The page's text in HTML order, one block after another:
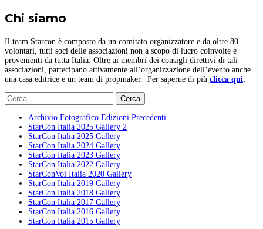
Chi siamo
Il team Starcon è composto da un comitato organizzatore e da oltre 80
volontari, tutti soci delle associazioni non a scopo di lucro coinvolte e
provenienti da tutta Italia. Oltre ai membri dei consigli direttivi di tali
associazioni, partecipano attivamente all’organizzazione dell’evento anche
una casa editrice e un team di propmaker. Per saperne di più clicca qui.
Ricerca
per:
Archivio Fotografico Edizioni Precedenti
StarCon Italia 2025 Gallery 2
StarCon Italia 2025 Gallery
StarCon Italia 2024 Gallery
StarCon Italia 2023 Gallery
StarCon Italia 2022 Gallery
StarConVoi Italia 2020 Gallery
StarCon Italia 2019 Gallery
StarCon Italia 2018 Gallery
StarCon Italia 2017 Gallery
StarCon Italia 2016 Gallery
StarCon Italia 2015 Gallery